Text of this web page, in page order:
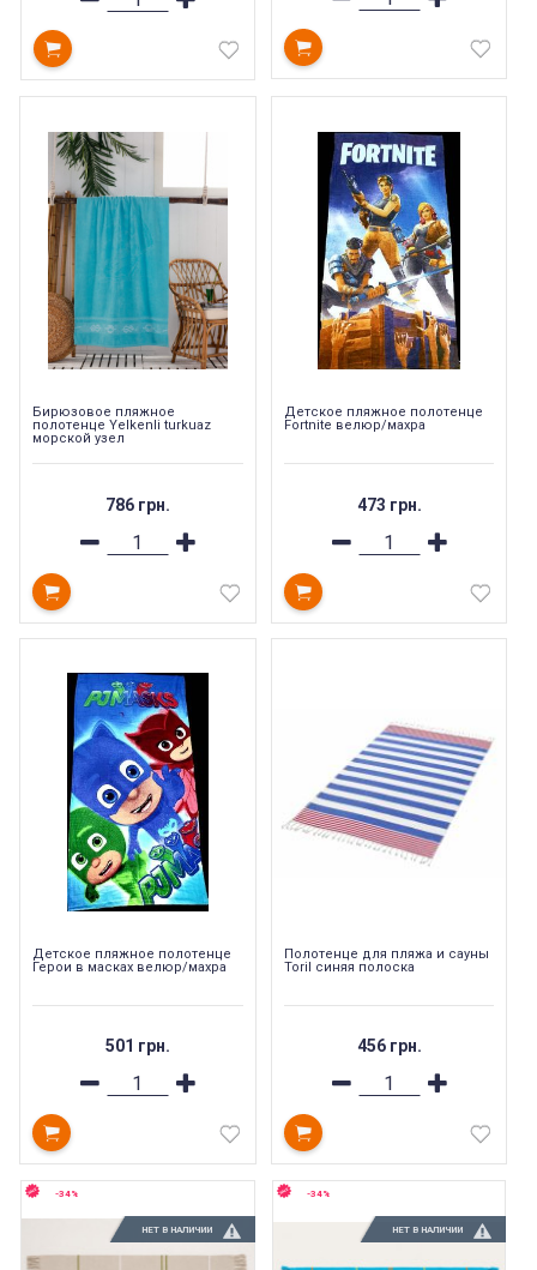
Бирюзовое пляжное
полотенце Yelkenli turkuaz
морской узел
786 грн.
Детское пляжное полотенце
Fortnite велюр/махра
473 грн.
Детское пляжное полотенце
Герои в масках велюр/махра
501 грн.
Полотенце для пляжа и сауны
Toril синяя полоска
456 грн.
НЕТ В НАЛИЧИИ
-34%
НЕТ В НАЛИЧИИ
-34%